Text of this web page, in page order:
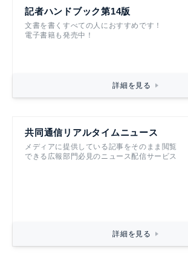
記者ハンドブック第14版
文書を書くすべての人におすすめです！
電子書籍も発売中！
詳細を見る
共同通信リアルタイムニュース
メディアに提供している記事をそのまま閲覧
できる広報部門必見のニュース配信サービス
詳細を見る